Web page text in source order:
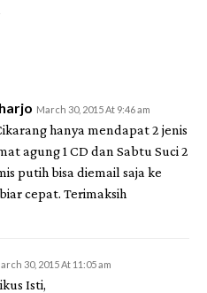
March 30, 2015 At 9:46 am
hanya mendapat 2 jenis
agung 1 CD dan Sabtu Suci 2
putih bisa diemail saja ke
cepat. Terimaksih
30, 2015 At 11:05 am
Isti,